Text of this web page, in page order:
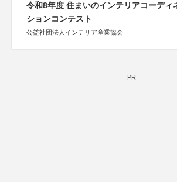
令和8年度 住まいのインテリアコーディ
ションコンテスト
公益社団法人インテリア産業協会
PR